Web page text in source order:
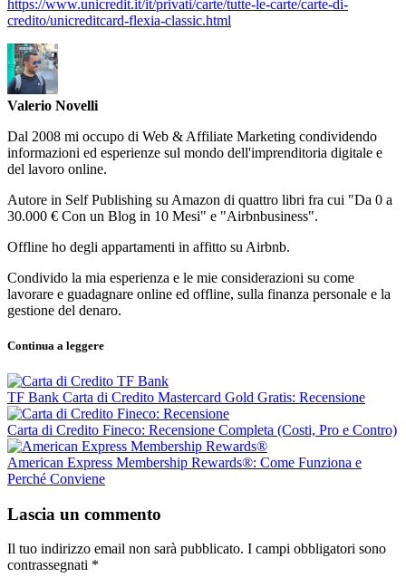
https://www.unicredit.it/it/privati/carte/tutte-le-carte/carte-di-
credito/unicreditcard-flexia-classic.html
Valerio Novelli
Dal 2008 mi occupo di Web & Affiliate Marketing condividendo
informazioni ed esperienze sul mondo dell'imprenditoria digitale e
del lavoro online.
Autore in Self Publishing su Amazon di quattro libri fra cui "Da 0 a
30.000 € Con un Blog in 10 Mesi" e "Airbnbusiness".
Offline ho degli appartamenti in affitto su Airbnb.
Condivido la mia esperienza e le mie considerazioni su come
lavorare e guadagnare online ed offline, sulla finanza personale e la
gestione del denaro.
Continua a leggere
TF Bank Carta di Credito Mastercard Gold Gratis: Recensione
Carta di Credito Fineco: Recensione Completa (Costi, Pro e Contro)
American Express Membership Rewards®: Come Funziona e
Perché Conviene
Lascia un commento
Il tuo indirizzo email non sarà pubblicato. I campi obbligatori sono
contrassegnati *